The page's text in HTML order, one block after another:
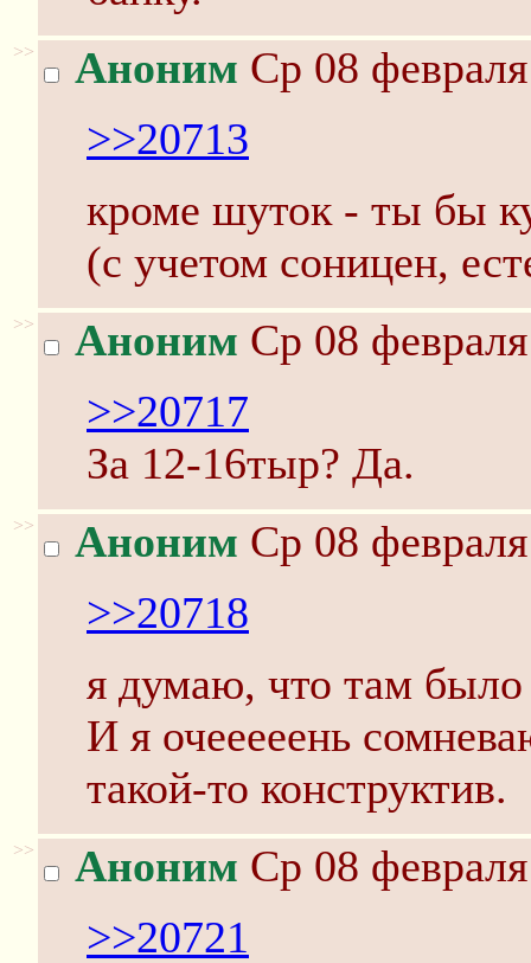
>> Аноним Ср 08
>>20713
кроме шуток - ты бы
(с учетом соницен,
>> Аноним Ср 08
>>20717
За 12-16тыр? Да.
>> Аноним Ср 08
>>20718
я думаю, что там
И я очееееень
такой-то конструктив.
>> Аноним Ср 08
>>20721